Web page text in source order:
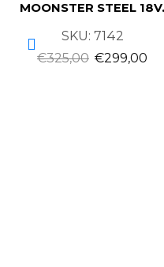
MOONSTER STEEL 18V.
SKU: 7142
€325,00 €299,00